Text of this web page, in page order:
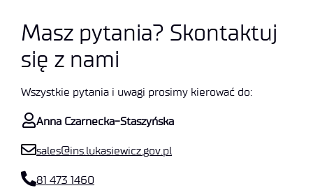
Masz pytania? Skontaktuj
się z nami
Wszystkie pytania i uwagi prosimy kierować do:
Anna Czarnecka-Staszyńska
sales@ins.lukasiewicz.gov.pl
81 473 1460